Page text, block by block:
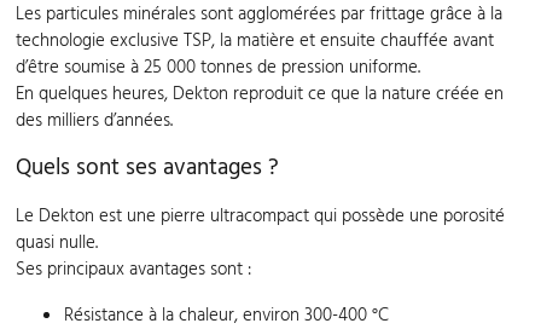
Les particules minérales sont agglomérées par frittage grâce à la
technologie exclusive TSP, la matière et ensuite chauffée avant
d’être soumise à 25 000 tonnes de pression uniforme.
En quelques heures, Dekton reproduit ce que la nature créée en
des milliers d’années.
Quels sont ses avantages ?
Le Dekton est une pierre ultracompact qui possède une porosité
quasi nulle.
Ses principaux avantages sont :
Résistance à la chaleur, environ 300-400 °C